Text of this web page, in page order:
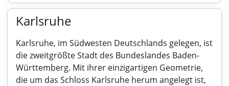
Karlsruhe
Karlsruhe, im Südwesten Deutschlands gelegen, ist
die zweitgrößte Stadt des Bundeslandes Baden-
Württemberg. Mit ihrer einzigartigen Geometrie,
die um das Schloss Karlsruhe herum angelegt ist,